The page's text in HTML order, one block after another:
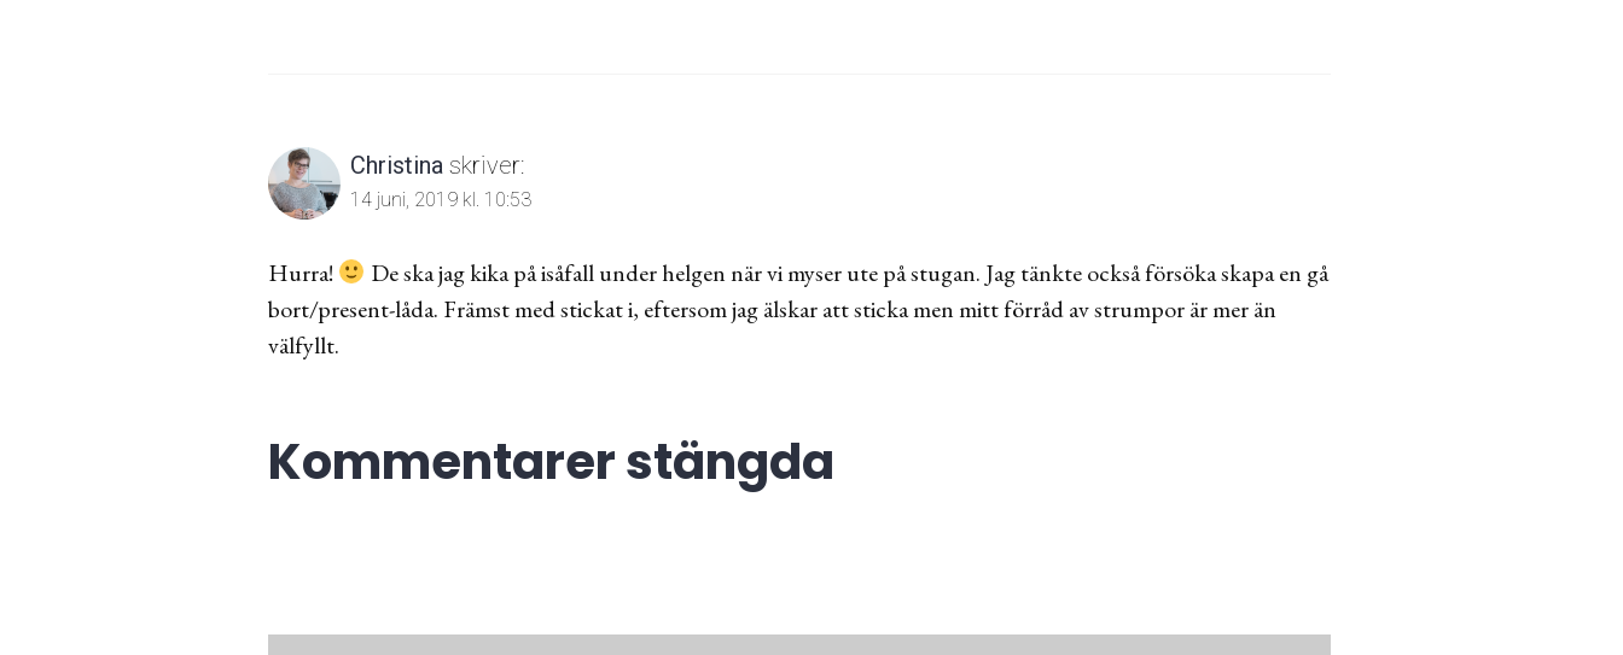
Christina skriver:
14 juni, 2019 kl. 10:53
Hurra!
De ska jag kika på isåfall under helgen när vi myser ute på stugan. Jag tänkte också försöka skapa en gå
bort/present-låda. Främst med stickat i, eftersom jag älskar att sticka men mitt förråd av strumpor är mer än
välfyllt.
Kommentarer stängda